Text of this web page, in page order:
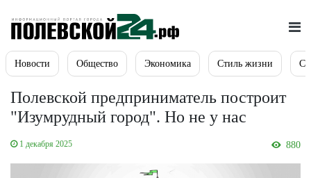
Новости Общество Экономика Стиль жизни
Полевской предприниматель построит
"Изумрудный город". Но не у нас
1 декабря 2025 880